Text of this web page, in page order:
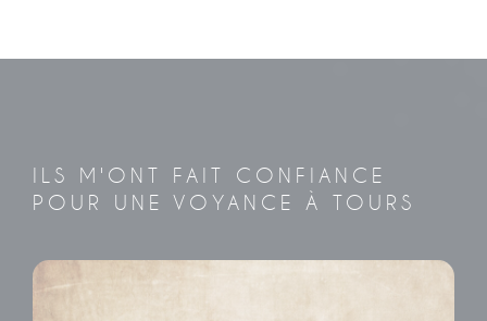
ILS M'ONT FAIT CONFIANCE
POUR UNE VOYANCE À TOURS